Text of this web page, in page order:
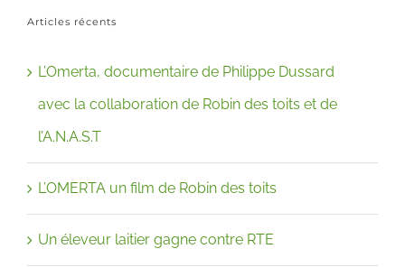
Articles récents
L’Omerta, documentaire de Philippe Dussard
avec la collaboration de Robin des toits et de
l’A.N.A.S.T
L’OMERTA un film de Robin des toits
Un éleveur laitier gagne contre RTE